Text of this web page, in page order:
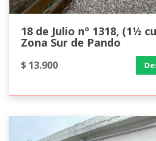
18 de Julio nº 1318, (1½
Zona Sur de Pando
$ 13.900